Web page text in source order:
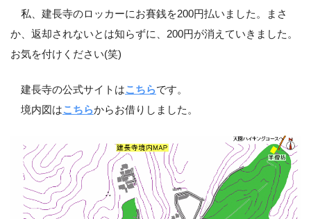
私、建長寺のロッカーにお賽銭を200円払いました。まさ
か、返却されないとは知らずに、200円が消えていきました。
お気を付けください(笑)
建長寺の公式サイトはこちらです。
境内図はこちらからお借りしました。